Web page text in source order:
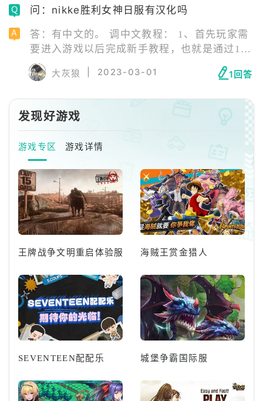
问：nikke胜利女神日服有汉化吗
答：有中文的。 调中文教程： 1、首先玩家需
要进入游戏以后完成新手教程，也就是通过1-4
关卡。 2、然后在游戏大厅界面上点击右上角
的图标，进入菜单选项。 3、在菜单弹窗中选
项后，点击图中的【language】，然后滑动右
侧的语言选项。 5、找到中文语言后，点击设
大灰狼 2023-03-01 1回答
发现好游戏
游戏专区 游戏详情
王牌战争文明重启体验服 海贼王赏金猎人
SEVENTEEN配配乐 城堡争霸国际服